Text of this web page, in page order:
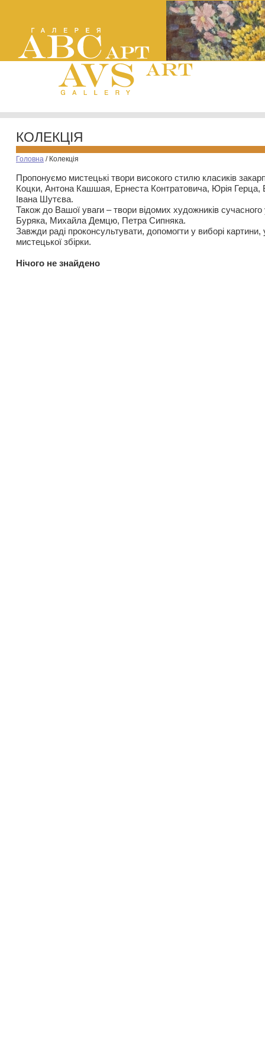
КОЛЕКЦІЯ
Головна / Колекція
Пропонуємо мистецькі твори високого стилю класиків
Коцки, Антона Кашшая, Ернеста Контратовича, Юрія
Івана Шутєва.
Також до Вашої уваги – твори відомих художників
Буряка, Михайла Демцю, Петра Сипняка.
Завжди раді проконсультувати, допомогти у виборі картини,
мистецької збірки.
Нiчого не знайдено